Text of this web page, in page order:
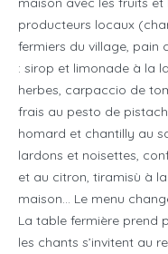
producteurs locaux
fermiers du village, pain
: sirop et limonade à la
herbes, carpaccio de
frais au pesto de
homard et chantilly au
lardons et noisettes,
et au citron, tiramisù à
maison… Le menu
La table fermière prend
les chants s’invitent au